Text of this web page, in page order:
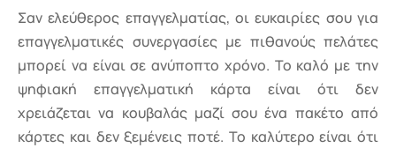
Σαν ελεύθερος επαγγελματίας, οι ευκαιρίες σου για
επαγγελματικές συνεργασίες με πιθανούς πελάτες
μπορεί να είναι σε ανύποπτο χρόνο. Το καλό με την
ψηφιακή επαγγελματική κάρτα είναι ότι δεν
χρειάζεται να κουβαλάς μαζί σου ένα πακέτο από
κάρτες και δεν ξεμένεις ποτέ. Το καλύτερο είναι ότι